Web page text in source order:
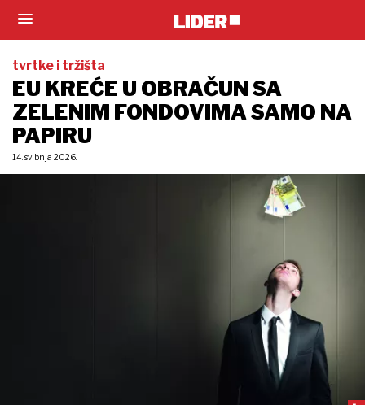
tvrtke i tržišta
EU KREĆE U OBRAČUN SA
ZELENIM FONDOVIMA SAMO NA
PAPIRU
14. svibnja 2026.